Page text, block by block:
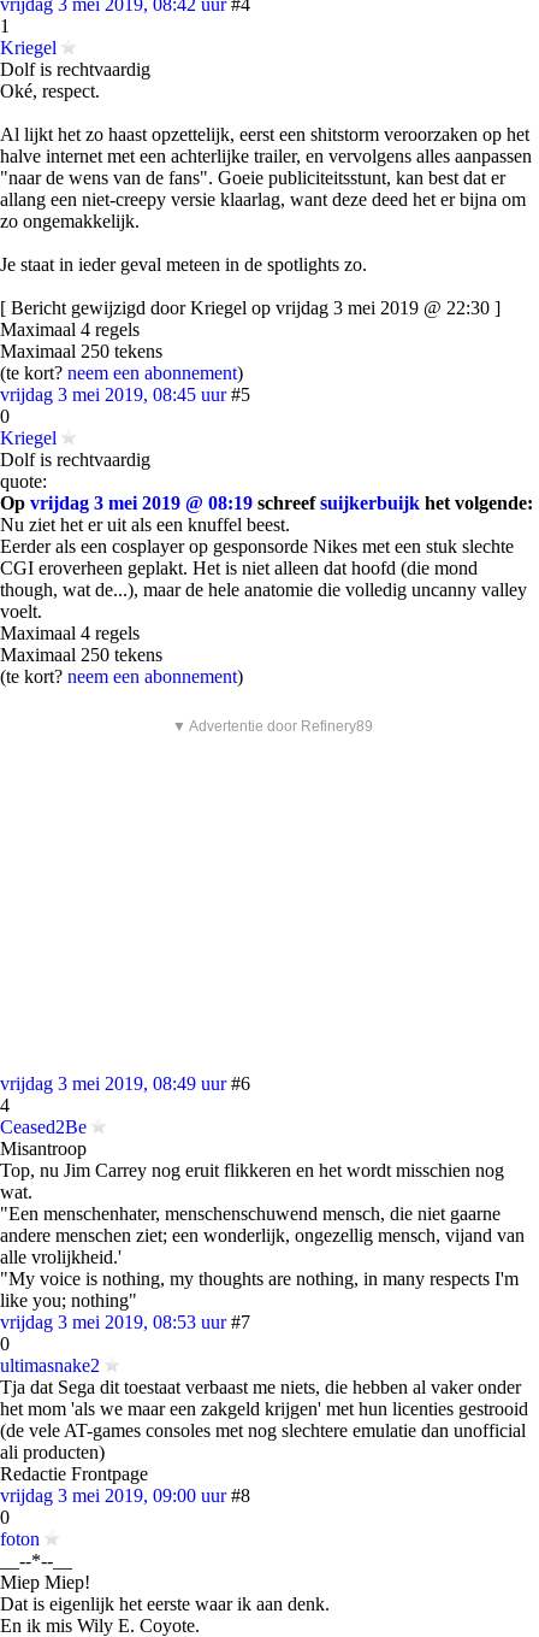
vrijdag 3 mei 2019, 08:42 uur #4
1
Kriegel
Dolf is rechtvaardig
Oké, respect.
Al lijkt het zo haast opzettelijk, eerst een shitstorm veroorzaken op het
halve internet met een achterlijke trailer, en vervolgens alles aanpassen
"naar de wens van de fans". Goeie publiciteitsstunt, kan best dat er
allang een niet-creepy versie klaarlag, want deze deed het er bijna om
zo ongemakkelijk.
Je staat in ieder geval meteen in de spotlights zo.
[ Bericht gewijzigd door Kriegel op vrijdag 3 mei 2019 @ 22:30 ]
Maximaal 4 regels
Maximaal 250 tekens
(te kort? neem een abonnement)
vrijdag 3 mei 2019, 08:45 uur #5
0
Kriegel
Dolf is rechtvaardig
quote:
Op vrijdag 3 mei 2019 @ 08:19 schreefsuijkerbuijk het volgende:
Nu ziet het er uit als een knuffel beest.
Eerder als een cosplayer op gesponsorde Nikes met een stuk slechte
CGI eroverheen geplakt. Het is niet alleen dat hoofd (die mond
though, wat de...), maar de hele anatomie die volledig uncanny valley
voelt.
Maximaal 4 regels
Maximaal 250 tekens
(te kort? neem een abonnement)
▼ Advertentie door Refinery89
vrijdag 3 mei 2019, 08:49 uur #6
4
Ceased2Be
Misantroop
Top, nu Jim Carrey nog eruit flikkeren en het wordt misschien nog
wat.
"Een menschenhater, menschenschuwend mensch, die niet gaarne
andere menschen ziet; een wonderlijk, ongezellig mensch, vijand van
alle vrolijkheid.'
"My voice is nothing, my thoughts are nothing, in many respects I'm
like you; nothing"
vrijdag 3 mei 2019, 08:53 uur #7
0
ultimasnake2
Tja dat Sega dit toestaat verbaast me niets, die hebben al vaker onder
het mom 'als we maar een zakgeld krijgen' met hun licenties gestrooid
(de vele AT-games consoles met nog slechtere emulatie dan unofficial
ali producten)
Redactie Frontpage
vrijdag 3 mei 2019, 09:00 uur #8
0
foton
__--*--__
Miep Miep!
Dat is eigenlijk het eerste waar ik aan denk.
En ik mis Wily E. Coyote.